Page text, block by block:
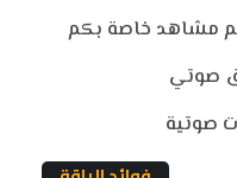
مشاهد خاصة بكم
صوتي
صوتية